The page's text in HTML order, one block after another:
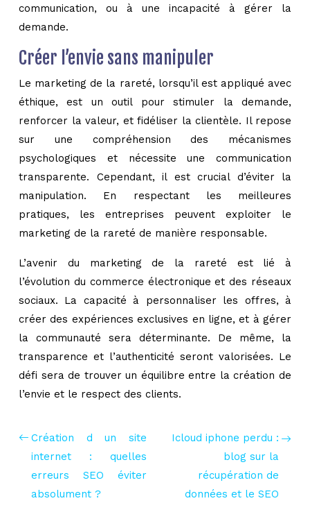
communication, ou à une incapacité à gérer la
demande.
Créer l’envie sans manipuler
Le marketing de la rareté, lorsqu’il est appliqué avec
éthique, est un outil pour stimuler la demande,
renforcer la valeur, et fidéliser la clientèle. Il repose
sur une compréhension des mécanismes
psychologiques et nécessite une communication
transparente. Cependant, il est crucial d’éviter la
manipulation. En respectant les meilleures
pratiques, les entreprises peuvent exploiter le
marketing de la rareté de manière responsable.
L’avenir du marketing de la rareté est lié à
l’évolution du commerce électronique et des réseaux
sociaux. La capacité à personnaliser les offres, à
créer des expériences exclusives en ligne, et à gérer
la communauté sera déterminante. De même, la
transparence et l’authenticité seront valorisées. Le
défi sera de trouver un équilibre entre la création de
l’envie et le respect des clients.
Création d un site
internet : quelles
erreurs SEO éviter
absolument ?
Icloud iphone perdu :
blog sur la
récupération de
données et le SEO